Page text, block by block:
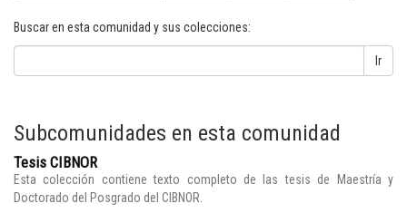
Buscar en esta comunidad y sus colecciones:
Ir
Subcomunidades en esta comunidad
Tesis CIBNOR
Esta colección contiene texto completo de las tesis de Maestría y
Doctorado del Posgrado del CIBNOR.